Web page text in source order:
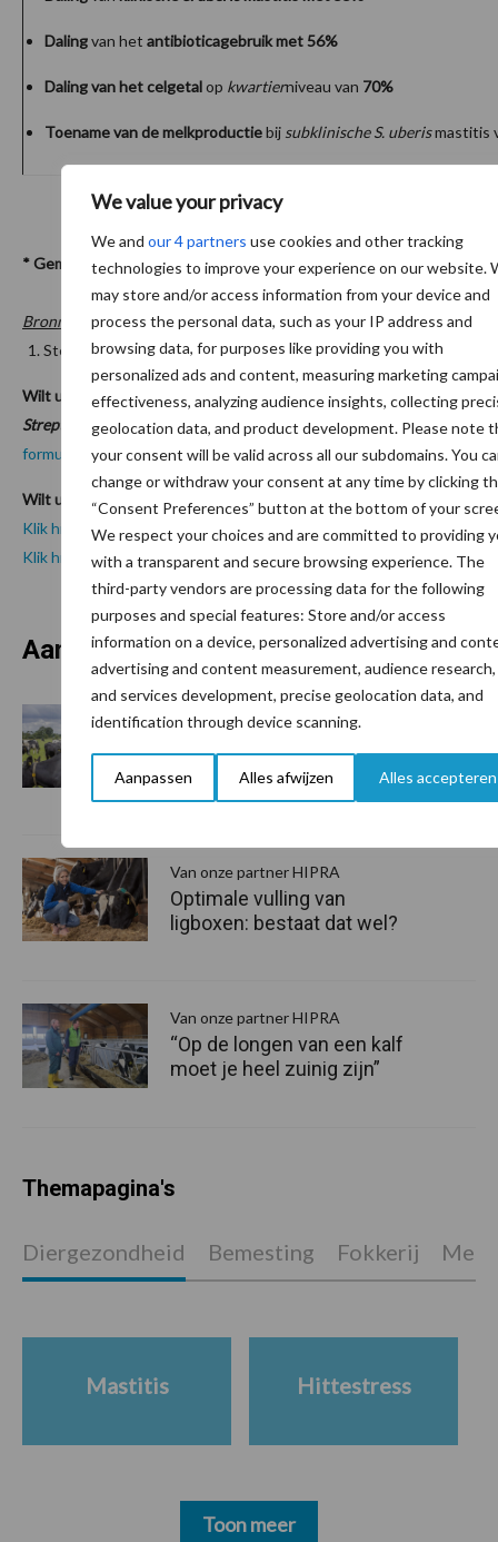
We value your privacy
We and our 4 partners use cookies and other tracking
technologies to improve your experience on our website.
may store and/or access information from your device and
process the personal data, such as your IP address and
browsing data, for purposes like providing you with
personalized ads and content, measuring marketing
effectiveness, analyzing audience insights, collecting
geolocation data, and product development. Please note
your consent will be valid across all our subdomains. You
change or withdraw your consent at any time by clicking
“Consent Preferences” button at the bottom of your
We respect your choices and are committed to providing
with a transparent and secure browsing experience. The
third-party vendors are processing data for the following
purposes and special features: Store and/or access
information on a device, personalized advertising and
advertising and content measurement, audience research,
and services development, precise geolocation data, and
identification through device scanning.
Aanpassen Alles afwijzen Alles accepteren
Dalingvan het antibioticagebruik met 56%
Daling van het celgetalop kwartierniveau van 70%
Toename van de melkproductiebij subklinische S. uberismastitis
* Gemeten in de eerste 147 dagen van lactatie
Bronnen:
Steeneveld et al., JDS, 2011
Wilt u meer informatie ontvangen over preventie en vaccineren in
Streptococcus uberismastitis?Neem dan contact op middels het
formulier.
Wilt u meer lezen over S treptococcus uberis
mastitis?
Klik hier en lees: Ten strijde tegen E. coli en Klebsiella mastitis!
Klik hier en lees: Terugkerende mastitis – een frustrerend probleem
Aanbevolen voor jou!
Van onze partner HIPRA
uberis mastitis, wat te
Van onze partner HIPRA
Optimale vulling van
ligboxen: bestaat dat wel?
Van onze partner HIPRA
“Op de longen van een kalf
moet je heel zuinig zijn”
Themapagina's
Diergezondheid Bemesting Fokkerij
Mastitis Hittestress
Toon meer